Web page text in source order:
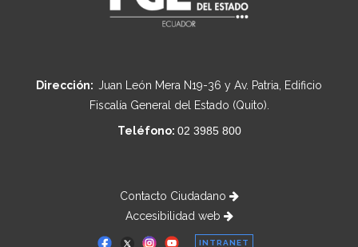
Dirección: Juan León Mera N19-36 y Av. Patria, Edificio
Fiscalía General del Estado (Quito).
Teléfono: 02 3985 800
Contacto Ciudadano
Accesibilidad web
INTRANET